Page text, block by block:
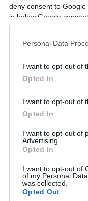
deny consent to
in below Google
Personal Data
I want to opt-out of
Opted In
I want to opt-out of
Opted In
I want to opt-out of
Advertising.
Opted In
I want to opt-out of
of my Personal
was collected.
Opted Out